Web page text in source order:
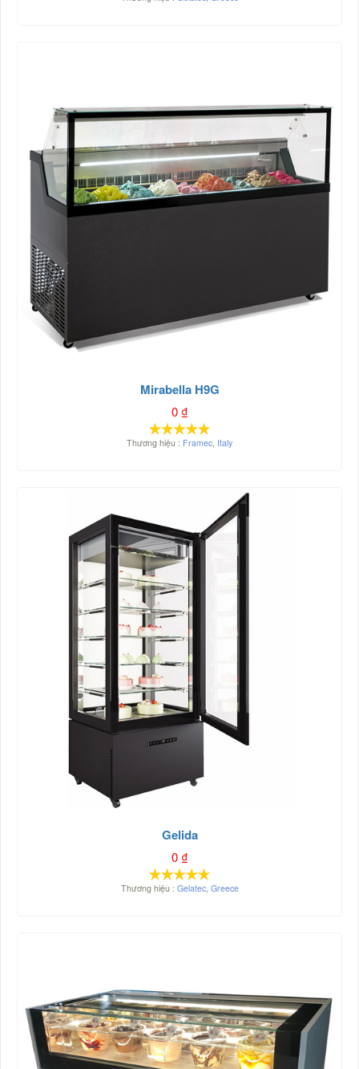
Mirabella H9G
0₫
Thương hiệu : Framec, Italy
Gelida
0₫
Thương hiệu : Gelatec, Greece